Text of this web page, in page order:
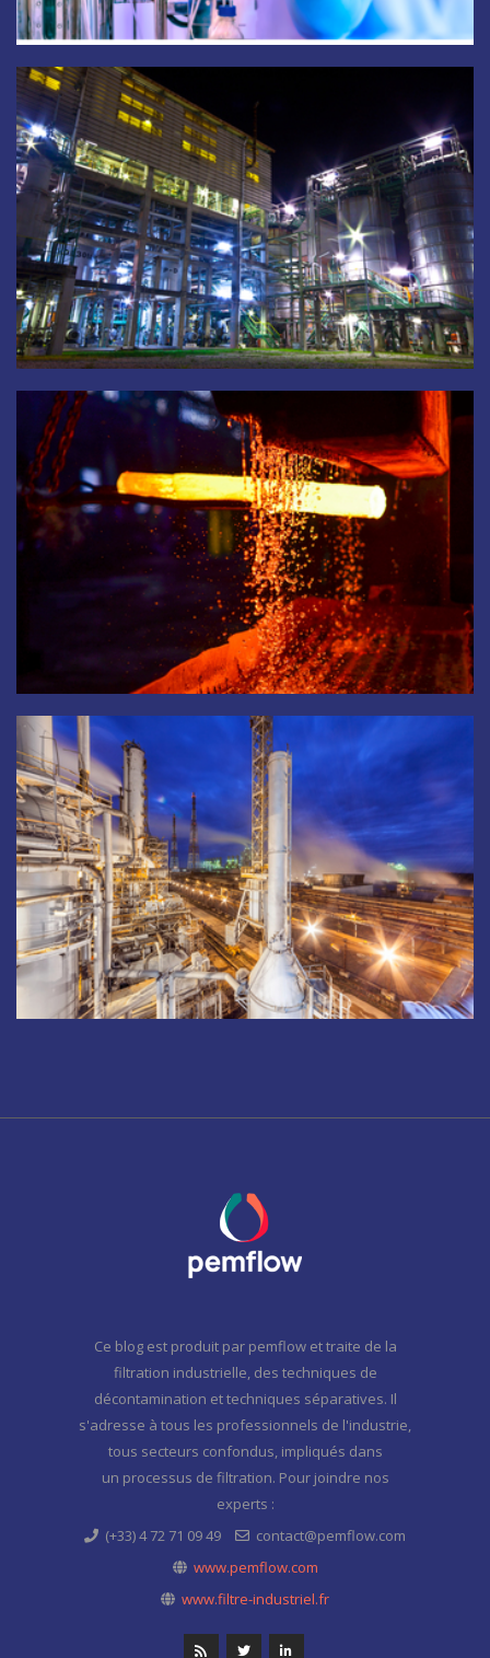
Ce blog est produit par pemflow et traite de la
filtration industrielle, des techniques de
décontamination et techniques séparatives. Il
s'adresse à tous les professionnels de l'industrie,
tous secteurs confondus, impliqués dans
un processus de filtration. Pour joindre nos
experts :
(+33) 4 72 71 09 49
contact@pemflow.com
www.pemflow.com
www.filtre-industriel.fr